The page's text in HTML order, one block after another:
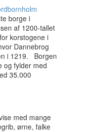
borge i
af 1200-tallet
korstogene i
Dannebrog
i 1219. Borgen
og fylder med
35.000
med mange
ørne, falke